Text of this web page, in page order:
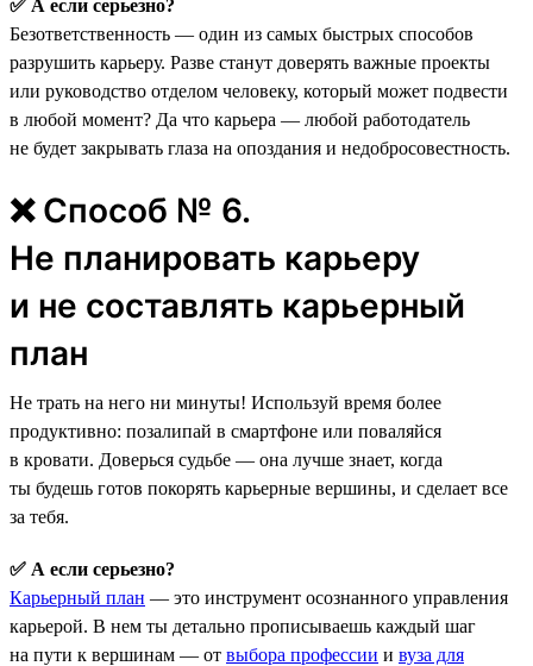
✅ А если серьезно?
Безответственность — один из самых быстрых способов
разрушить карьеру. Разве станут доверять важные проекты
или руководство отделом человеку, который может подвести
в любой момент? Да что карьера — любой работодатель
не будет закрывать глаза на опоздания и недобросовестность.
❌ Способ № 6.
Не планировать карьеру
и не составлять карьерный
план
Не трать на него ни минуты! Используй время более
продуктивно: позалипай в смартфоне или поваляйся
в кровати. Доверься судьбе — она лучше знает, когда
ты будешь готов покорять карьерные вершины, и сделает все
за тебя.
✅ А если серьезно?
Карьерный план — это инструмент осознанного управления
карьерой. В нем ты детально прописываешь каждый шаг
на пути к вершинам — от выбора профессии и вуза для